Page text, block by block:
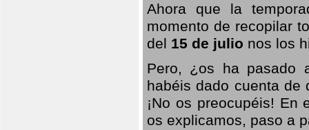
Ahora que la
momento de recopilar
del 15 de julio nos los
Pero, ¿os ha pasado
habéis dado cuenta de
¡No os preocupéis!
os explicamos, paso a